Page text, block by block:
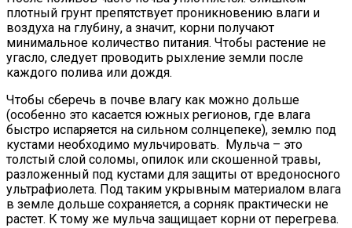
плотный грунт препятствует проникновению влаги и
воздуха на глубину, а значит, корни получают
минимальное количество питания. Чтобы растение не
угасло, следует проводить рыхление земли после
каждого полива или дождя.
Чтобы сберечь в почве влагу как можно дольше
(особенно это касается южных регионов, где влага
быстро испаряется на сильном солнцепеке), землю под
кустами необходимо мульчировать. Мульча – это
толстый слой соломы, опилок или скошенной травы,
разложенный под кустами для защиты от вредоносного
ультрафиолета. Под таким укрывным материалом влага
в земле дольше сохраняется, а сорняк практически не
растет. К тому же мульча защищает корни от перегрева.